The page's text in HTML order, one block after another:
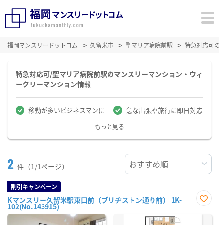
福岡マンスリードットコム 久留米市 聖マリア病院前駅 特急対応可
特急対応可/聖マリア病院前駅のマンスリーマンション・ウィ
ークリーマンション情報
移動が多いビジネスマンに 急な出張や旅行に即日対応
もっと見る
2 件（1/1ページ）
割引キャンペーン
Kマンスリー久留米駅東口前（ブリヂストン通り前） 1K-
102(No.143915)
に入